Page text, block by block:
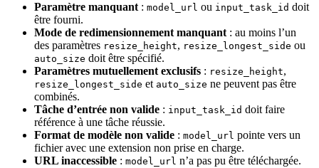
Paramètre manquant : model_url ou input_task_id doit
être fourni.
Mode de redimensionnement manquant : au moins l’un
des paramètres resize_height, resize_longest_side ou
auto_size doit être spécifié.
Paramètres mutuellement exclusifs : resize_height,
resize_longest_side et auto_size ne peuvent pas être
combinés.
Tâche d’entrée non valide : input_task_id doit faire
référence à une tâche réussie.
Format de modèle non valide : model_url pointe vers un
fichier avec une extension non prise en charge.
URL inaccessible : model_url n’a pas pu être téléchargée.